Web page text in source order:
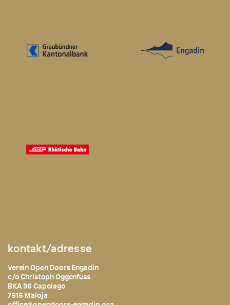
kontakt/adresse
Verein Open Doors Engadin
c/o Christoph Oggenfuss
BKA 96 Capolago
7516 Maloja